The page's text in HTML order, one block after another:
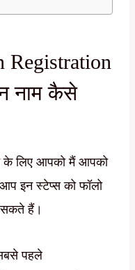
Registration
नाम कैसे
के लिए आपको मैं आपको
इन स्टेप्स को फॉलो
सकते हैं।
पहले